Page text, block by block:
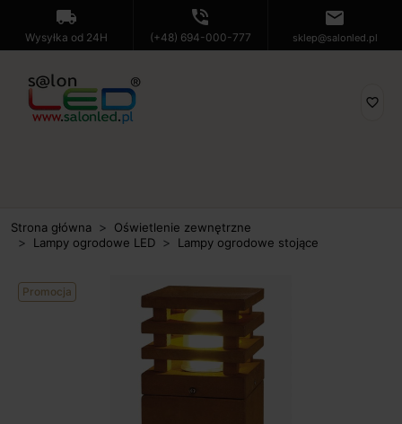
local_shipping
Wysyłka od 24H
phone_in_talk
(+48) 694-000-777
mail
sklep@salonled.pl
favorite_border
Strona główna
Oświetlenie zewnętrzne
Lampy ogrodowe LED
Lampy ogrodowe stojące
Promocja